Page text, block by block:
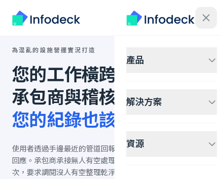
產品
解決方案
資源
為混亂的設施營運實況打造
您的工作橫跨多個場所、
承包商與稽核。
您的紀錄也該如此。
使用者透過手邊最近的管道回報問題。團隊跨場所、跨班次
回應。承包商承接無人有空處理的工作。稽核員一年來兩
次，要求調閱沒人有空整理乾淨的紀錄。我們為這樣的營運